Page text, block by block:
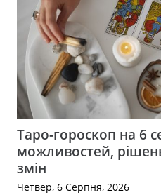
Таро-гороскоп на 6
можливостей,
змін
Четвер, 6 Серпня, 2026